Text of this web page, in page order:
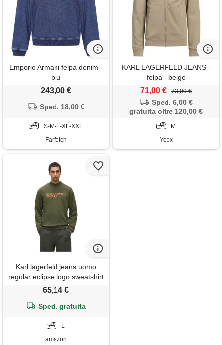
Emporio Armani felpa denim -
blu
243,00 €
Sped. 18,00 €
S-M-L-XL-XXL
Farfetch
KARL LAGERFELD JEANS -
felpa - beige
71,00 € 73,00 €
Sped. 6,00 €
gratuita oltre 120,00 €
M
Yoox
Karl lagerfeld jeans uomo
regular eclipse logo sweatshirt
forest night l
65,14 €
Sped. gratuita
L
amazon